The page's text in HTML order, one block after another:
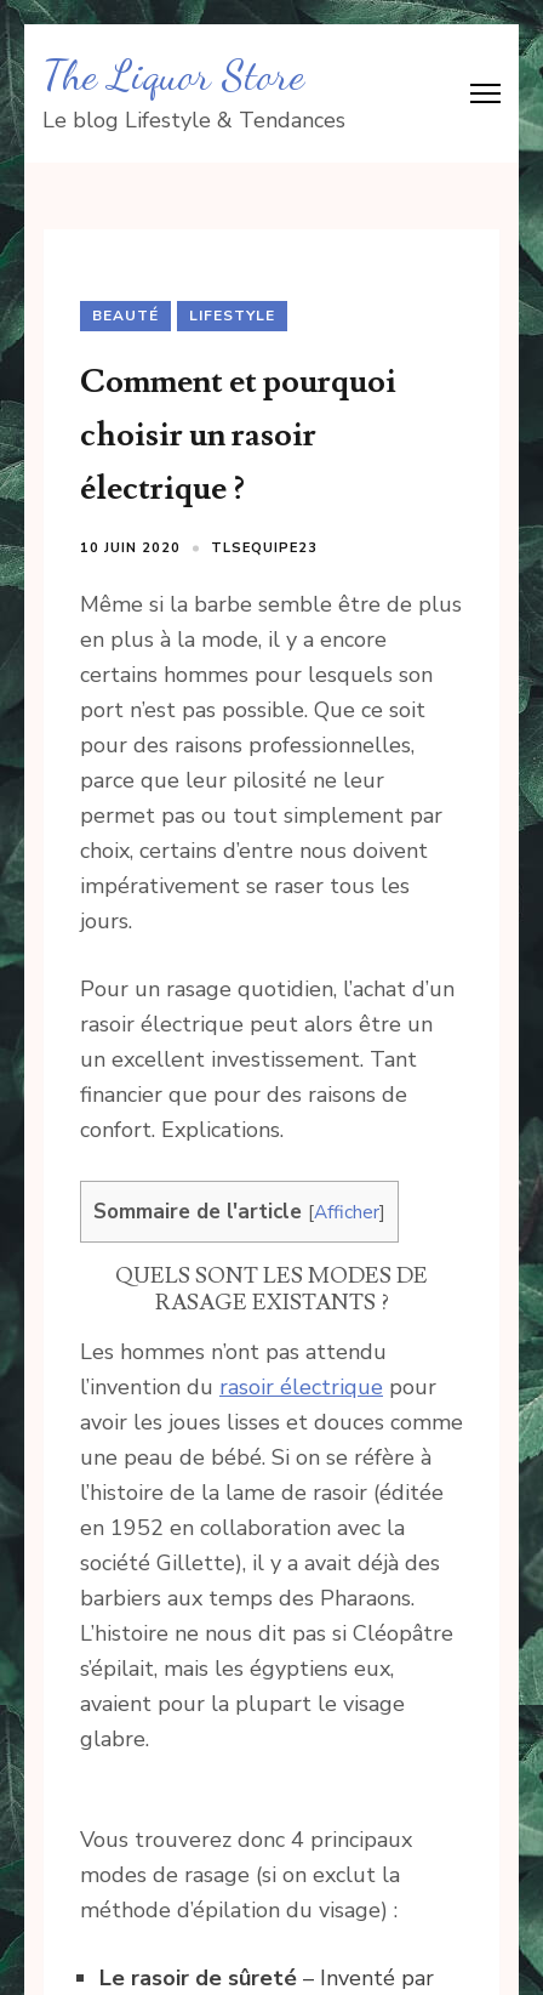
Aller
au
contenu
(Pressez
Entrée)
The Liquor Store
Le blog Lifestyle & Tendances
BEAUTÉ LIFESTYLE
Comment et pourquoi
choisir un rasoir
électrique ?
10 JUIN 2020 TLSEQUIPE23
Même si la barbe semble être de plus
en plus à la mode, il y a encore
certains hommes pour lesquels son
port n’est pas possible. Que ce soit
pour des raisons professionnelles,
parce que leur pilosité ne leur
permet pas ou tout simplement par
choix, certains d’entre nous doivent
impérativement se raser tous les
jours.
Pour un rasage quotidien, l’achat d’un
rasoir électrique peut alors être un
un excellent investissement. Tant
financier que pour des raisons de
confort. Explications.
Sommaire de l'article [Afficher]
QUELS SONT LES MODES DE
RASAGE EXISTANTS ?
Les hommes n’ont pas attendu
l’invention du rasoir électrique pour
avoir les joues lisses et douces comme
une peau de bébé. Si on se réfère à
l’histoire de la lame de rasoir (éditée
en 1952 en collaboration avec la
société Gillette), il y a avait déjà des
barbiers aux temps des Pharaons.
L’histoire ne nous dit pas si Cléopâtre
s’épilait, mais les égyptiens eux,
avaient pour la plupart le visage
glabre.
Vous trouverez donc 4 principaux
modes de rasage (si on exclut la
méthode d’épilation du visage) :
Le rasoir de sûreté – Inventé par